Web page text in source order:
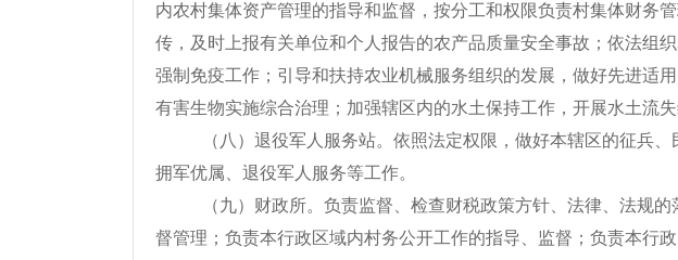
内农村集体资产管理的指导和监督，按分工和权限负责村集体财务
传，及时上报有关单位和个人报告的农产品质量安全事故；依法组
强制免疫工作；引导和扶持农业机械服务组织的发展，做好先进适
有害生物实施综合治理；加强辖区内的水土保持工作，开展水土流
（八）退役军人服务站。依照法定权限，做好本辖区的征兵、
拥军优属、退役军人服务等工作。
（九）财政所。负责监督、检查财税政策方针、法律、法规
督管理；负责本行政区域内村务公开工作的指导、监督；负责本行